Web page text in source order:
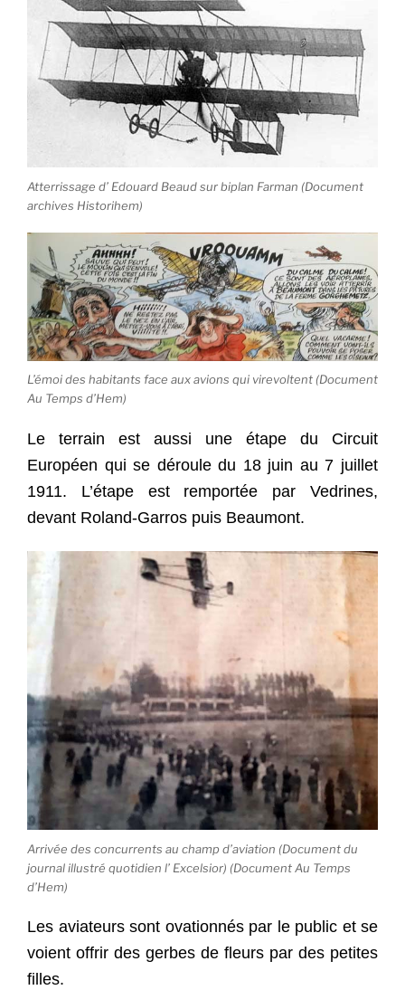
Atterrissage d’ Edouard Beaud sur biplan Farman (Document
archives Historihem)
L’émoi des habitants face aux avions qui virevoltent (Document
Au Temps d’Hem)
Le terrain est aussi une étape du Circuit
Européen qui se déroule du 18 juin au 7 juillet
1911. L’étape est remportée par Vedrines,
devant Roland-Garros puis Beaumont.
Arrivée des concurrents au champ d’aviation (Document du
journal illustré quotidien l’ Excelsior) (Document Au Temps
d’Hem)
Les aviateurs sont ovationnés par le public et se
voient offrir des gerbes de fleurs par des petites
filles.